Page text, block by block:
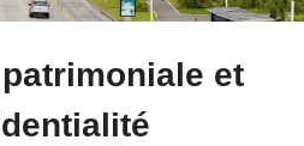
et